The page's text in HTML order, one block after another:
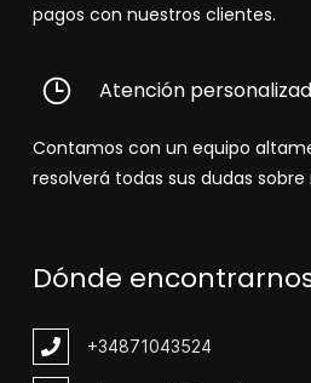
pagos con nuestros clientes.
Atención
Contamos con un equipo
resolverá todas sus dudas
Dónde
+34871043524